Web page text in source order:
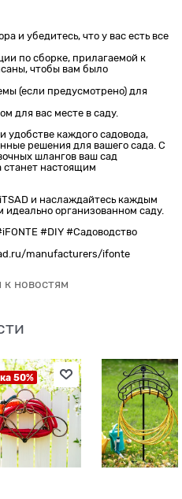
и убедитесь, что у вас есть все
по сборке, прилагаемой к
чтобы вам было
(если предусмотрено) для
для вас месте в саду.
удобстве каждого садовода,
решения для вашего сада. С
шлангов ваш сад
станет настоящим
и наслаждайтесь каждым
организованном саду.
#DIY #Садоводство
manufacturers/ifonte
к новостям
50%